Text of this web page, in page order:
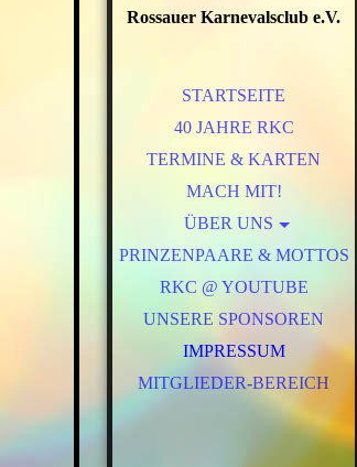
Rossauer Karnevalsclub e.V.
STARTSEITE
40 JAHRE RKC
TERMINE & KARTEN
MACH MIT!
ÜBER UNS
VORSTAND
ELFERRAT
TANZGARDEN
SAALPOLIZEI
PRINZENPAARE & MOTTOS
RKC @ YOUTUBE
UNSERE SPONSOREN
IMPRESSUM
MITGLIEDER-BEREICH